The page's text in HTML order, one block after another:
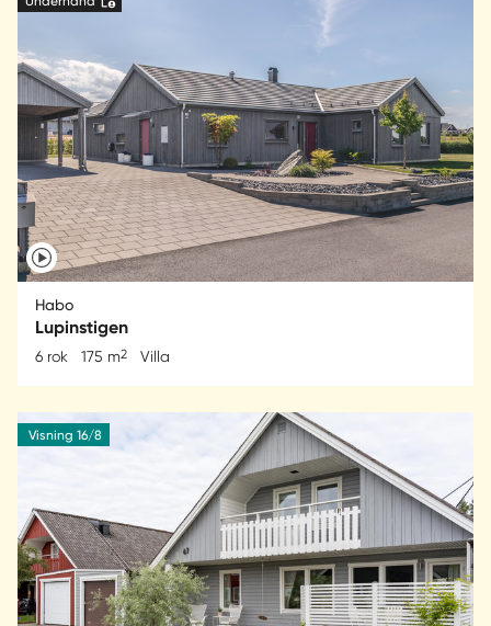
Habo
Lupinstigen
6 rok 175 m2 Villa
Visning 16/8